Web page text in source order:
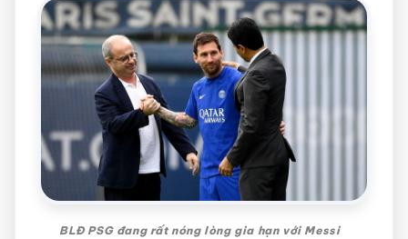
BLĐ PSG đang rất nóng lòng gia hạn với Messi